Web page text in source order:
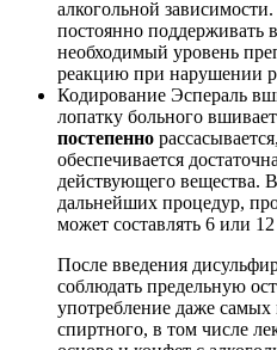
алкогольной
постоянно поддерживать
необходимый уровень
реакцию при нарушении
Кодирование Эспераль
лопатку больного
постепенно
обеспечивается
действующего вещества.
дальнейших процедур,
может составлять 6 или
После введения
соблюдать предельную
употребление даже самых
спиртного, в том числе